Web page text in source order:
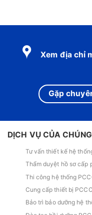
Xem địa chỉ
Gặp
DỊCH VỤ CỦA
Tư vấn thiết kế hệ
Thẩm duyệt hồ sơ cấp
Thi công hệ thống
Cung cấp thiết bị PCCC
Bảo trì bảo dưỡng hệ